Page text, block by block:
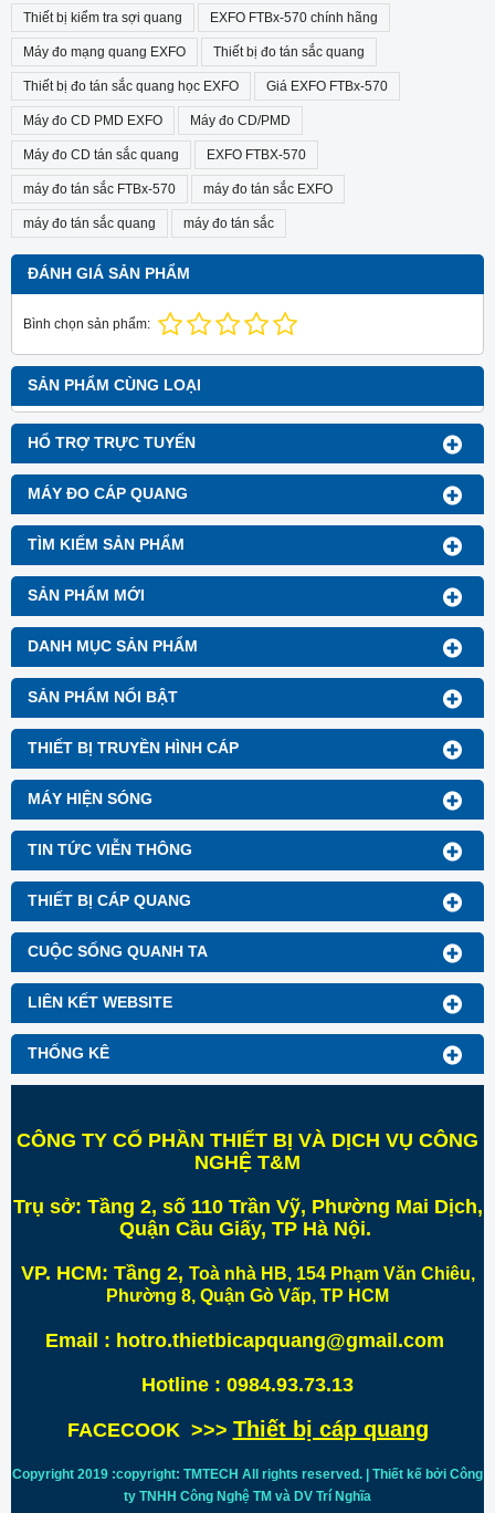
HỔ TRỢ TRỰC TUYẾN
MÁY ĐO CÁP QUANG
TÌM KIẾM SẢN PHẨM
SẢN PHẨM MỚI
DANH MỤC SẢN PHẨM
SẢN PHẨM NỔI BẬT
THIẾT BỊ TRUYỀN HÌNH CÁP
MÁY HIỆN SÓNG
TIN TỨC VIỄN THÔNG
THIẾT BỊ CÁP QUANG
CUỘC SỐNG QUANH TA
LIÊN KẾT WEBSITE
THỐNG KÊ
Thiết bị kiểm tra sợi quang EXFO FTBx-570 chính hãng
Máy đo mạng quang EXFO Thiết bị đo tán sắc quang
Thiết bị đo tán sắc quang học EXFO Giá EXFO FTBx-570
Máy đo CD PMD EXFO Máy đo CD/PMD
Máy đo CD tán sắc quang EXFO FTBX-570
máy đo tán sắc FTBx-570 máy đo tán sắc EXFO
máy đo tán sắc quang máy đo tán sắc
ĐÁNH GIÁ SẢN PHẨM
Bình chọn sản phẩm:
SẢN PHẨM CÙNG LOẠI
CÔNG TY CỔ PHẦN THIẾT BỊ VÀ DỊCH VỤ CÔNG
NGHỆ T&M
Trụ sở: Tầng 2, số 110 Trần Vỹ, Phường Mai Dịch,
Quận Cầu Giấy, TP Hà Nội.
VP. HCM: Tầng 2, Toà nhà HB, 154 Phạm Văn Chiêu,
Phường 8, Quận Gò Vấp, TP HCM
Email : hotro.thietbicapquang@gmail.com
Hotline : 0984.93.73.13
FACECOOK >>> Thiết bị cáp quang
Copyright 2019 :copyright: TMTECH All rights reserved. | Thiết kế bởi Công
ty TNHH Công Nghệ TM và DV Trí Nghĩa